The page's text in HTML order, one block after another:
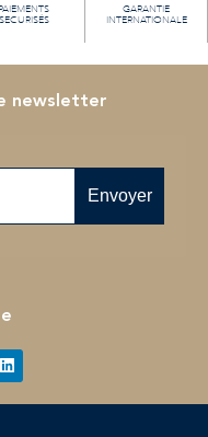
PAIEMENTS
SECURISÉS
GARANTIE
INTERNATIONALE
newsletter
Envoyer